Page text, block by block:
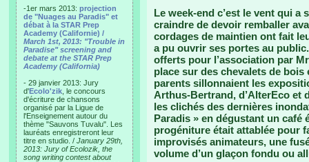
-1er mars 2013: projection
de "Nuages au Paradis" et
débat à la STAR Prep
Academy (Californie) /
March 1st, 2013: "Trouble in
Paradise" screening and
debate at the STAR Prep
Academy (California)
- 29 janvier 2013: Jury
d'Ecolo'zik , le concours
d'écriture de chansons
organisé par la Ligue de
l'Enseignement autour du
thème "Sauvons Tuvalu". Les
lauréats enregistreront leur
titre en studio. / January 29th,
2013: Jury of Ecolozik, the
song writing contest about
Le week-end c’est le vent qui
craindre de devoir remballer
cordages de maintien ont fait
a pu ouvrir ses portes au
offerts pour l’association par
place sur des chevalets de
parents sillonnaient les
Arthus-Bertrand, d’AlterEco et
les clichés des dernières
Paradis » en dégustant un café
progéniture était attablée pour
improvisés animateurs, une
volume d’un glaçon fondu ou